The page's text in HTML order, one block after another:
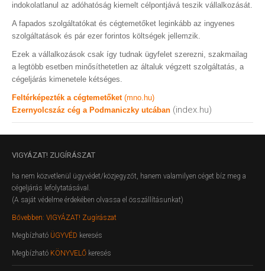
indokolatlanul az adóhatóság kiemelt célpontjává teszik vállalkozását.
A fapados szolgáltatókat és cégtemetőket leginkább az ingyenes
szolgáltatások és pár ezer forintos költségek jellemzik.
Ezek a vállalkozások csak így tudnak ügyfelet szerezni, szakmailag
a legtöbb esetben minősíthetetlen az általuk végzett szolgáltatás, a
cégeljárás kimenetele kétséges.
Feltérképezték a cégtemetőket (mno.hu)
Ezernyolcszáz cég a Podmaniczky utcában (index.hu)
VIGYÁZAT! ZUGÍRÁSZAT
ha nem közvetlenül ügyvédet/közjegyzőt, hanem valamilyen céget bíz meg a
cégeljárás lefolytatásával.
(A saját védelme érdekében olvassa el összállításunkat)
Bővebben: VIGYÁZAT! Zugírászat
Megbízható ÜGYVÉD keresés
Megbízható KÖNYVELŐ keresés